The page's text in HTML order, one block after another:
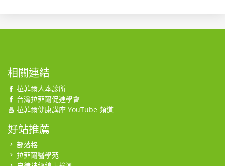
相關連結
拉菲爾人本診所
台灣拉菲爾促進學會
拉菲爾健康講座 YouTube 頻道
好站推薦
部落格
拉菲爾醫學苑